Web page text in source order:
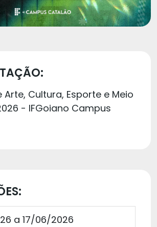
Arte, Cultura, Esporte e Meio
- IFGoiano Campus
a 17/06/2026